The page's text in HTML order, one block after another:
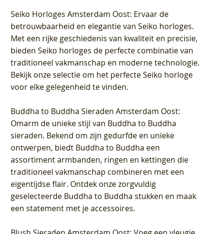
Seiko Horloges Amsterdam Oost: Ervaar de
betrouwbaarheid en elegantie van Seiko horloges.
Met een rijke geschiedenis van kwaliteit en precisie,
bieden Seiko horloges de perfecte combinatie van
traditioneel vakmanschap en moderne technologie.
Bekijk onze selectie om het perfecte Seiko horloge
voor elke gelegenheid te vinden.
Buddha to Buddha Sieraden Amsterdam Oost:
Omarm de unieke stijl van Buddha to Buddha
sieraden. Bekend om zijn gedurfde en unieke
ontwerpen, biedt Buddha to Buddha een
assortiment armbanden, ringen en kettingen die
traditioneel vakmanschap combineren met een
eigentijdse flair. Ontdek onze zorgvuldig
geselecteerde Buddha to Buddha stukken en maak
een statement met je accessoires.